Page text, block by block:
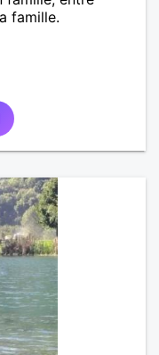
famille.